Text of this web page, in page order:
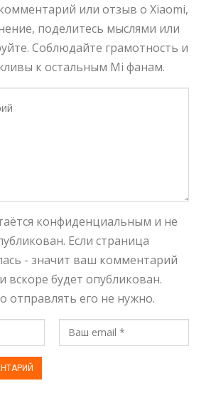
или отзыв о Xiaomi,
поделитесь мыслями или
Соблюдайте грамотность и
к остальным Mi фанам.
конфиденциальным и не
Если страница
- значит ваш комментарий
вскоре будет опубликован.
отправлять его не нужно.